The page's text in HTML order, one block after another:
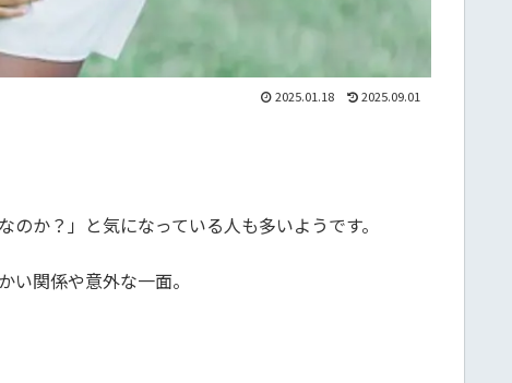
2025.01.18 2025.09.01
か？」と気になっている人も多いようです。
関係や意外な一面。